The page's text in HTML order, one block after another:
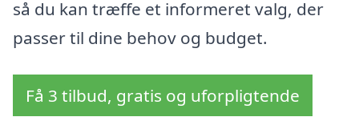
så du kan træffe et informeret valg, der
passer til dine behov og budget.
Få 3 tilbud, gratis og uforpligtende